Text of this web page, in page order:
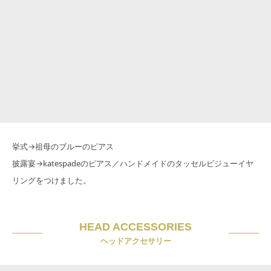
挙式→祖母のブルーのピアス
披露宴→katespadeのピアス／ハンドメイドのタッセルビジューイヤ
リングをつけました。
HEAD ACCESSORIES
ヘッドアクセサリー